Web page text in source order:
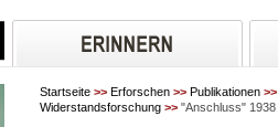
Startseite >> Erforschen >> Publikationen >>
Widerstandsforschung >> "Anschluss" 1938